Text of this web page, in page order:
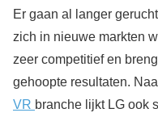
Er gaan al langer
zich in nieuwe markten
zeer competitief en
gehoopte resultaten.
VR branche lijkt LG ook